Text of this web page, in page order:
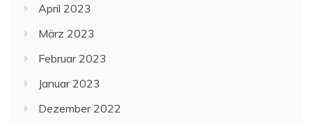
April 2023
März 2023
Februar 2023
Januar 2023
Dezember 2022